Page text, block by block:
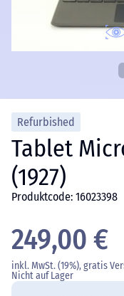
Refurbished
Tablet
(1927)
Produktcode: 16023398
249,00 €
inkl. MwSt. (19%), gratis
Nicht auf Lager